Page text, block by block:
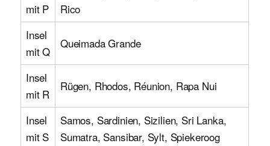
mit P
Rico
Insel
mit Q
Queimada Grande
Insel
mit R
Rügen, Rhodos, Réunion, Rapa Nui
Insel
mit S
Samos, Sardinien, Sizilien, Sri Lanka,
Sumatra, Sansibar, Sylt, Spiekeroog